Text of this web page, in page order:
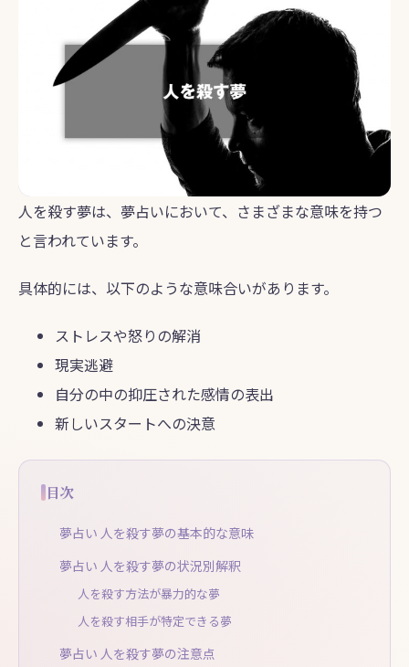
人を殺す夢は、夢占いにおいて、さまざまな意味を持つ
と言われています。
具体的には、以下のような意味合いがあります。
ストレスや怒りの解消
現実逃避
自分の中の抑圧された感情の表出
新しいスタートへの決意
目次
夢占い 人を殺す夢の基本的な意味
夢占い 人を殺す夢の状況別解釈
人を殺す方法が暴力的な夢
人を殺す相手が特定できる夢
夢占い 人を殺す夢の注意点